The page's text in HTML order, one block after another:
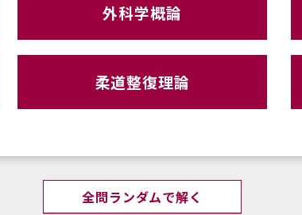
外科学概論
柔道整復理論
全問ランダムで解く